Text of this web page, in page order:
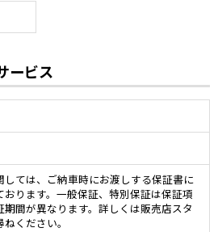
ービス
しては、ご納車時にお渡しする保証書に
おります。一般保証、特別保証は保証項
期間が異なります。詳しくは販売店スタ
ください。